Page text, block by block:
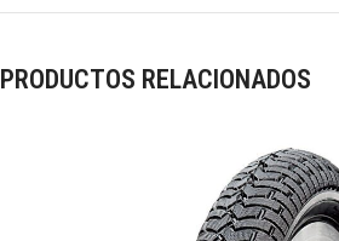
PRODUCTOS RELACIONADOS